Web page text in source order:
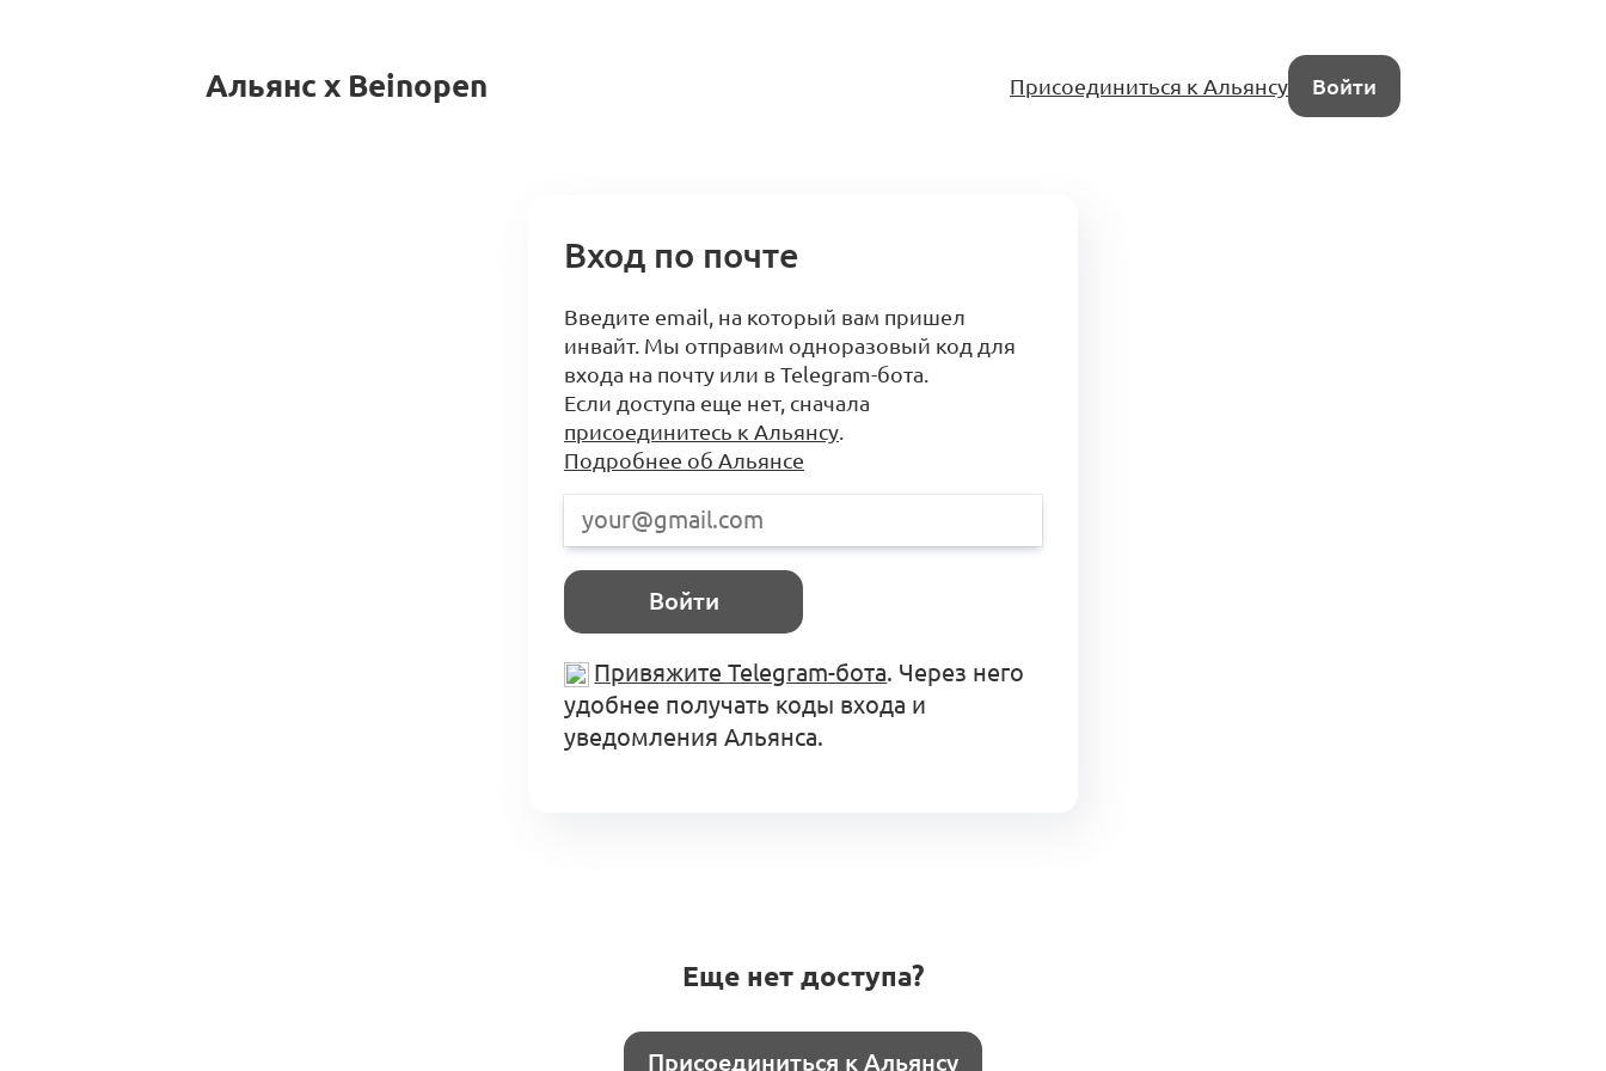
Альянс x Beinopen Присоединиться к Альянсу Войти
Вход по почте
Введите email, на который вам пришел
инвайт. Мы отправим одноразовый код для
входа на почту или в Telegram-бота.
Если доступа еще нет, сначала
присоединитесь к Альянсу.
Подробнее об Альянсе
Войти
Привяжите Telegram-бота. Через него
удобнее получать коды входа и
уведомления Альянса.
Еще нет доступа?
Присоединиться к Альянсу